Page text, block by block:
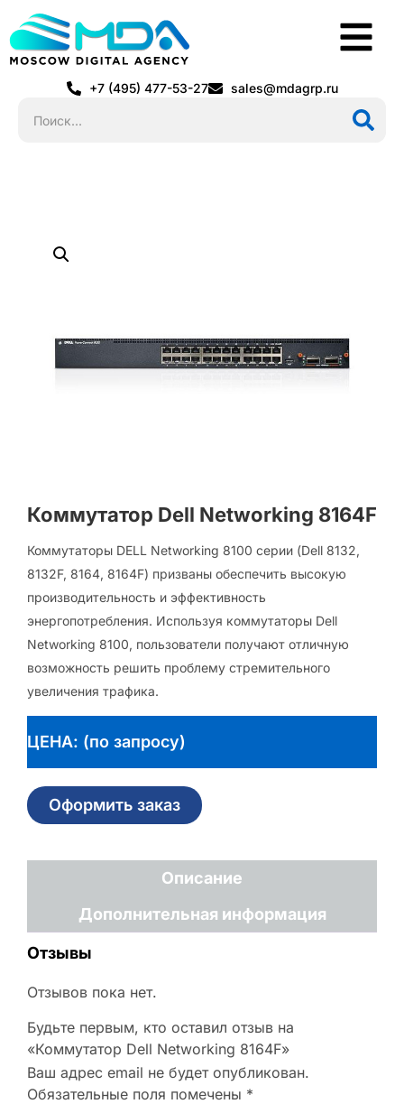
+7 (495) 477-53-27 sales@mdagrp.ru
Коммутатор Dell Networking 8164F
Коммутаторы DELL Networking 8100 серии (Dell 8132,
8132F, 8164, 8164F) призваны обеспечить высокую
производительность и эффективность
энергопотребления. Используя коммутаторы Dell
Networking 8100, пользователи получают отличную
возможность решить проблему стремительного
увеличения трафика.
ЦЕНА: (по запросу)
Оформить заказ
Описание
Дополнительная информация
Отзывы
Отзывов пока нет.
Будьте первым, кто оставил отзыв на
«Коммутатор Dell Networking 8164F»
Ваш адрес email не будет опубликован.
Обязательные поля помечены *